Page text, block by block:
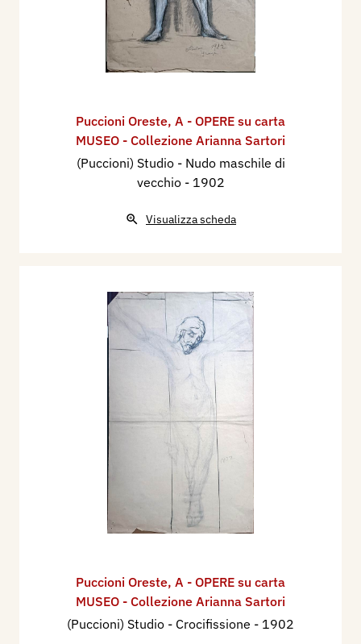
Puccioni Oreste, A - OPERE su carta
MUSEO - Collezione Arianna Sartori
(Puccioni) Studio - Nudo maschile di
vecchio - 1902
Visualizza scheda
Puccioni Oreste, A - OPERE su carta
MUSEO - Collezione Arianna Sartori
(Puccioni) Studio - Crocifissione - 1902